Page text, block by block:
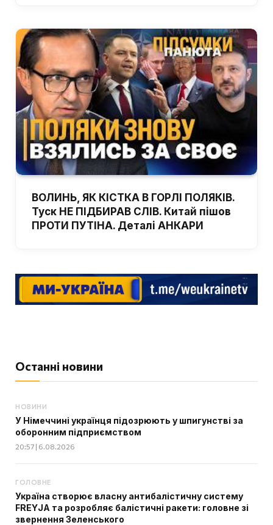
ВОЛИНЬ, ЯК КІСТКА В ГОРЛІ ПОЛЯКІВ.
Туск НЕ ПІДБИРАВ СЛІВ. Китай пішов
ПРОТИ ПУТІНА. Деталі АНКАРИ
Останні новини
НОВИНИ
У Німеччині українця підозрюють у шпигунстві за
оборонним підприємством
20:57 | 6.08.2026
ГОЛОВНЕ
Україна створює власну антибалістичну систему
FREYJA та розробляє балістичні ракети: головне зі
звернення Зеленського